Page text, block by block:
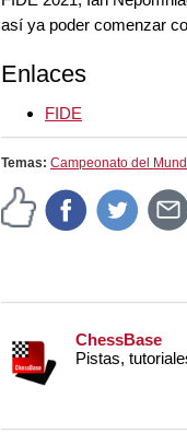
así ya poder comenzar
Enlaces
FIDE
Temas: Campeonato del
ChessBase
Pistas,